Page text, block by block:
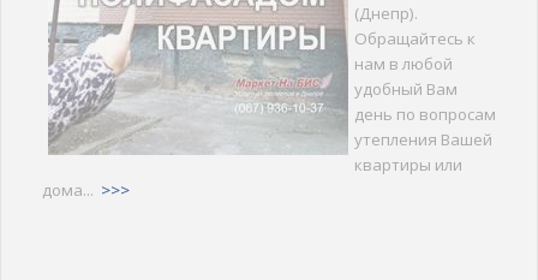
(Днепр).
Обращайтесь к
нам в любой
удобный Вам
день по вопросам
утепления Вашей
квартиры или
дома... >>>